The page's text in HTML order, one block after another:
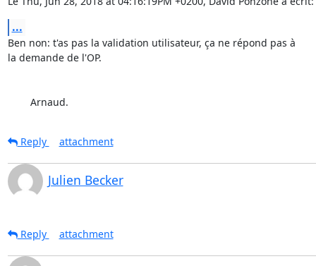
...
Ben non: t'as pas la validation utilisateur, ça ne répond pas à
la demande de l'OP.
	Arnaud.
Reply attachment
Julien Becker
Reply attachment